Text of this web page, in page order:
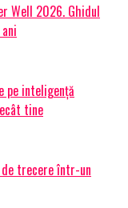
Well 2026. Ghidul
pe inteligență
tine
trecere într-un